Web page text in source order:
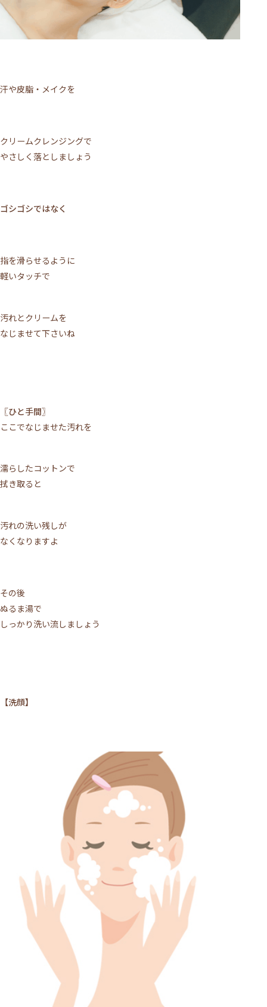
汗や皮脂・メイクを
クリームクレンジングで
やさしく落としましょう
ゴシゴシではなく
指を滑らせるように
軽いタッチで
汚れとクリームを
なじませて下さいね
〖ひと手間〗
ここでなじませた汚れを
濡らしたコットンで
拭き取ると
汚れの洗い残しが
なくなりますよ
その後
ぬるま湯で
しっかり洗い流しましょう
【洗顔】